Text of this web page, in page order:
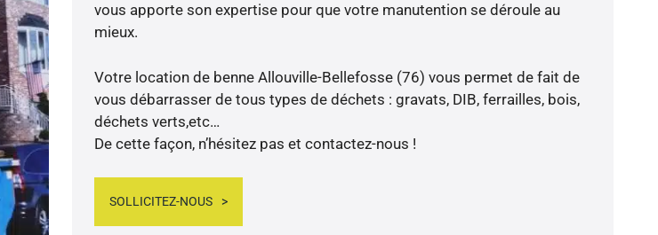
vous apporte son expertise pour que votre manutention se déroule au
mieux.
Votre location de benne Allouville-Bellefosse (76) vous permet de fait de
vous débarrasser de tous types de déchets : gravats, DIB, ferrailles, bois,
déchets verts,etc…
De cette façon, n’hésitez pas et contactez-nous !
SOLLICITEZ-NOUS